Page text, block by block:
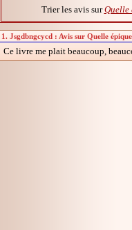
Trier les avis surQuelle
1. Jsgdbngcycd : Avis sur Quelle
Ce livre me plait beaucoup,